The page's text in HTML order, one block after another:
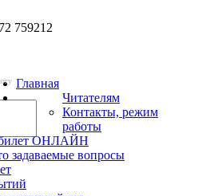
759212
Главная
Читателям
Контакты, режим
работы
билет ОНЛАЙН
задаваемые вопросы